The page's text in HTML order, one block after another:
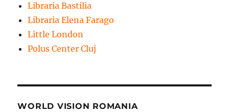
Libraria Bastilia
Libraria Elena Farago
Little London
Polus Center Cluj
WORLD VISION ROMANIA